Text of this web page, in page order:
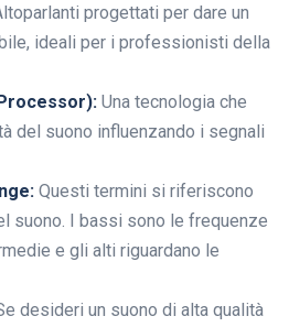
progettati per dare un
ideali per i professionisti della
Una tecnologia che
del suono influenzando i segnali
Questi termini si riferiscono
suono. I bassi sono le frequenze
e gli alti riguardano le
desideri un suono di alta qualità